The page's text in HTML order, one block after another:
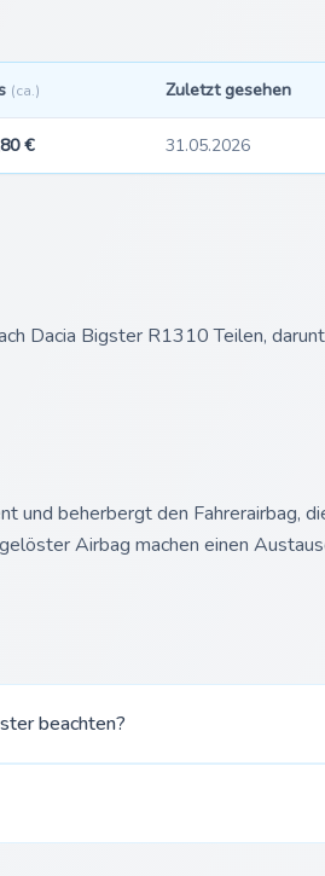
(ca.) Zuletzt gesehen
€ 31.05.2026
Dacia Bigster R1310 Teilen,
beherbergt den Fahrerairbag,
Airbag machen einen
beachten?